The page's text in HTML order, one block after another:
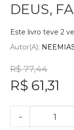
DEUS,
Este livro teve 2
Autor(a):
R$ 77,44
R$ 61,31
-